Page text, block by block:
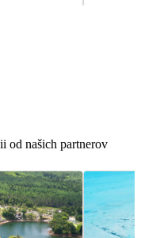
od našich partnerov